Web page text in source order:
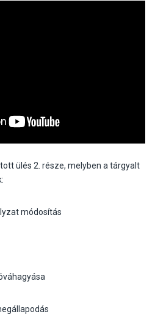
ülés 2. része, melyben a tárgyalt
módosítás